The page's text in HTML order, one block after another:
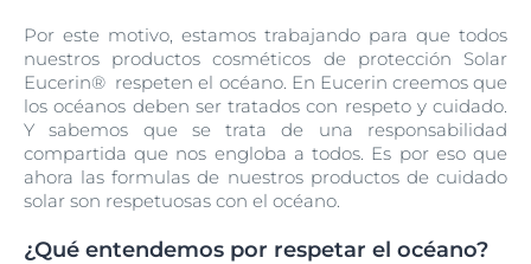
Por este motivo, estamos trabajando para que todos
nuestros productos cosméticos de protección Solar
Eucerin® respeten el océano. En Eucerin creemos que
los océanos deben ser tratados con respeto y cuidado.
Y sabemos que se trata de una responsabilidad
compartida que nos engloba a todos. Es por eso que
ahora las formulas de nuestros productos de cuidado
solar son respetuosas con el océano.
¿Qué entendemos por respetar el océano?